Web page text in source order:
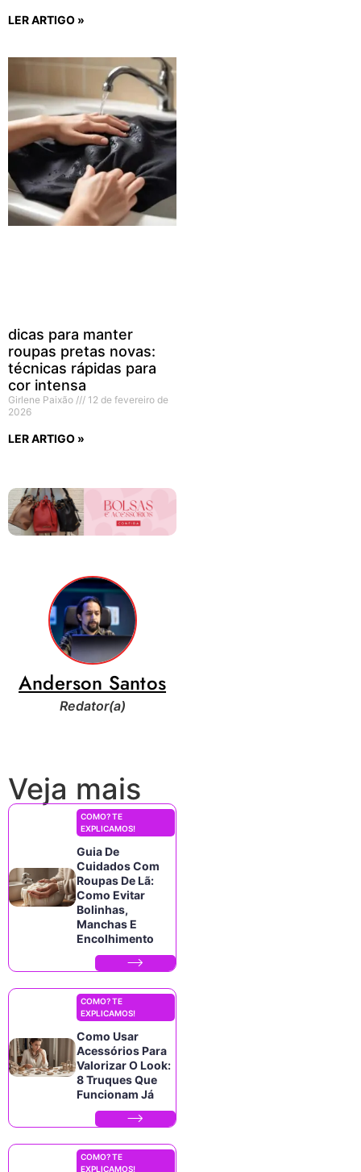
LER ARTIGO »
dicas para manter
roupas pretas novas:
técnicas rápidas para
cor intensa
Girlene Paixão
12 de fevereiro de
2026
LER ARTIGO »
Anderson Santos
Redator(a)
Veja mais
COMO? TE
EXPLICAMOS!
Guia De
Cuidados Com
Roupas De Lã:
Como Evitar
Bolinhas,
Manchas E
Encolhimento
COMO? TE
EXPLICAMOS!
Como Usar
Acessórios Para
Valorizar O Look:
8 Truques Que
Funcionam Já
COMO? TE
EXPLICAMOS!